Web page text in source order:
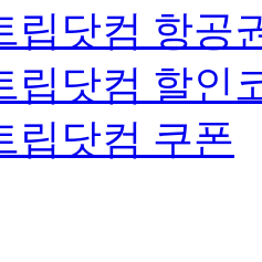
립닷컴 항공
립닷컴 할인
립닷컴 쿠폰